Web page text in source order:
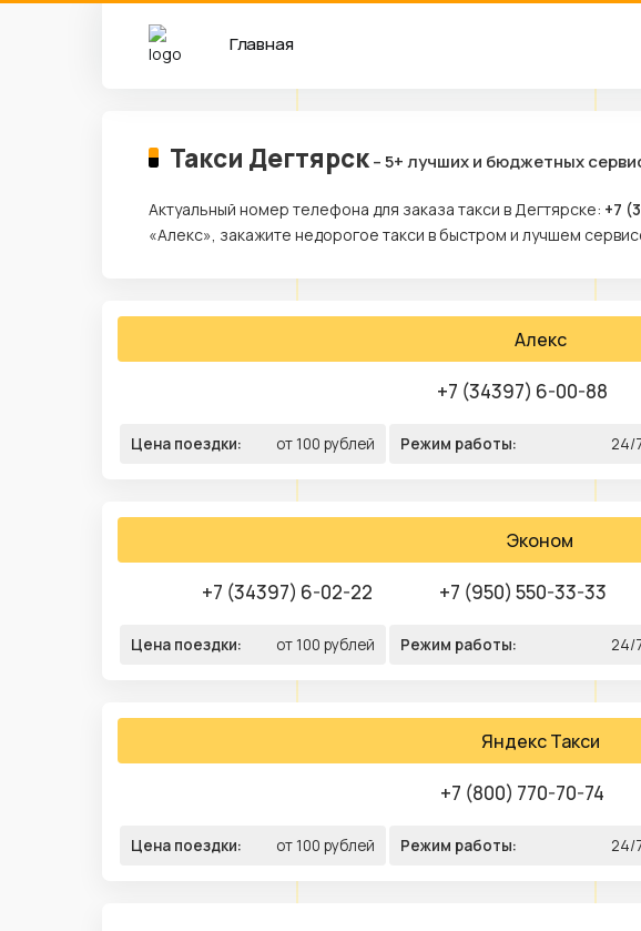
Главная
Такси Дегтярск– 5+ лучших и бюджетных
Актуальный номер телефона для заказа такси в Дегтярске: +7
«Алекс», закажите недорогое такси в быстром и лучшем
Алекс
+7 (34397) 6-00-88
Цена поездки: от 100 рублей Режим работы: 24/
Эконом
+7 (34397) 6-02-22 +7 (950) 550-33-33
Цена поездки: от 100 рублей Режим работы: 24/
Яндекс Такси
+7 (800) 770-70-74
Цена поездки: от 100 рублей Режим работы: 24/